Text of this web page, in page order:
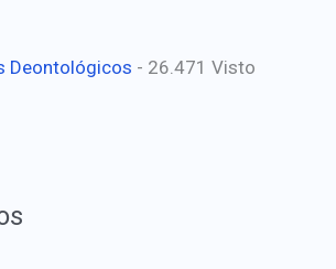
Deontológicos - 26.471 Visto